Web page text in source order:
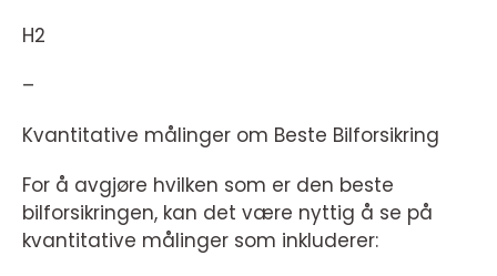
H2
–
Kvantitative målinger om Beste Bilforsikring
For å avgjøre hvilken som er den beste
bilforsikringen, kan det være nyttig å se på
kvantitative målinger som inkluderer: